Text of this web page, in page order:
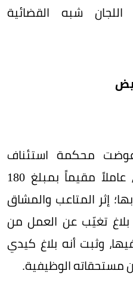
اللجان شبه القضائية
محكمة استئناف
عمالي (جنوبي المملكة)، عاملاً مقيماً بمبلغ 180
إثر المتاعب والمشاق
تغيّب عن العمل من
وثبت أنه بلاغ كيدي
مستحقاته الوظيفية.